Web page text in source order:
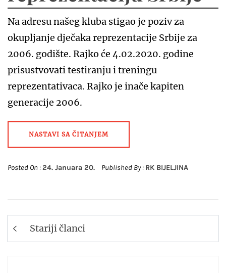
Na adresu našeg kluba stigao je poziv za
okupljanje dječaka reprezentacije Srbije za
2006. godište. Rajko će 4.02.2020. godine
prisustvovati testiranju i treningu
reprezentativaca. Rajko je inače kapiten
generacije 2006.
NASTAVI SA ČITANJEM
Posted On :24. Januara 20. Published By : RK BIJELJINA
Navigacija
člancima
Stariji članci